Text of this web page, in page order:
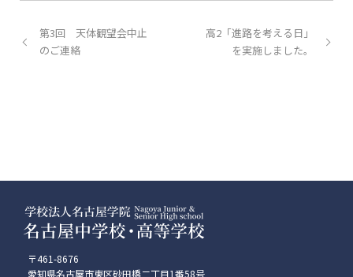
第3回 天体観望会中止
のご連絡
高2「進路を考える日」
を実施しました。
〒461-8676
愛知県名古屋市東区砂田橋二丁目1番58号